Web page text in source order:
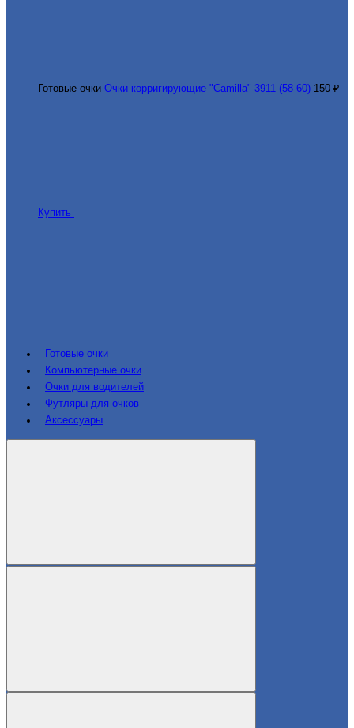
Готовые очки Очки корригирующие "Camilla" 3911 (58-60) 150 ₽
Купить
Готовые очки
Компьютерные очки
Очки для водителей
Футляры для очков
Аксессуары